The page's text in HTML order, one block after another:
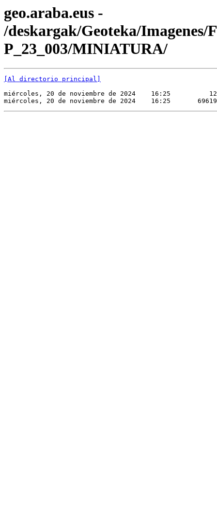
geo.araba.eus -
/deskargak/Geoteka/Imagenes/
P_23_003/MINIATURA/
[Al directorio principal]
miércoles, 20 de noviembre de 2024    16:25
miércoles, 20 de noviembre de 2024    16:25